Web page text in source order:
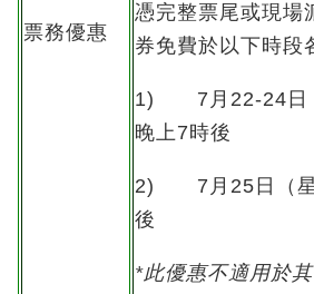
票務優惠
憑完整票尾或現場
券免費於以下時段
1) 7月22-24日（
晚上7時後
2) 7月25日（星
後
*此優惠不適用於